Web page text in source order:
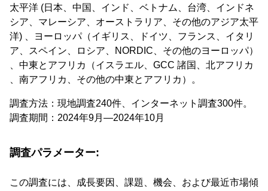
太平洋 (日本、中国、インド、ベトナム、台湾、インドネ
シア、マレーシア、オーストラリア、その他のアジア太平
洋) 、ヨーロッパ（イギリス、ドイツ、フランス、イタリ
ア、スペイン、ロシア、NORDIC、その他のヨーロッパ）
、中東とアフリカ（イスラエル、GCC 諸国、北アフリカ
、南アフリカ、その他の中東とアフリカ）。
調査方法：現地調査240件、インターネット調査300件。
調査期間：2024年9月―2024年10月
調査パラメーター:
この調査には、成長要因、課題、機会、および最近市場傾